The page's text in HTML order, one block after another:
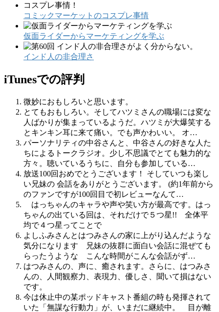
コミックマーケットのコスプレ事情
仮面ライダーからマーケティングを学ぶ
インド人の非合理さ
iTunesでの評判
微妙におもしろいと思います。
とてもおもしろい。そしてハツミさんの職場には変な
人ばかりが集まっているようだ。ハツミが大爆笑する
とキンキン耳に来て痛い。でも声かわいい。 オ…
パーソナリティの中谷さんと、中谷さんの好きな人た
ちによるトークラジオ。少し不思議でとても魅力的な
方々。聴いているうちに、自分も参加している…
放送100回おめでとうございます！ そしていつも楽し
い兄妹の 会話をありがとうございます。 (約1年前から
のファンですが100回目で初レビューなんて…
はっちゃんのキャラや声や笑い方が最高です。はっ
ちゃんの出ている回は、それだけで５つ星!! 全体平
均で４つ星ってことで
よしふみさんとはつみさんの家に上がり込んだような
気分になります 兄妹の抜群に面白い会話に混ぜても
らったうような こんな時間がこんな会話がず…
はつみさんの、声に、癒されます。さらに、はつみさ
んの、人間観察力、表現力、優しさ、聞いて損はない
です。
今は休止中の某ポッドキャスト番組の時も発揮されて
いた「無謀な行動力」が、いまだに継続中。 目が離